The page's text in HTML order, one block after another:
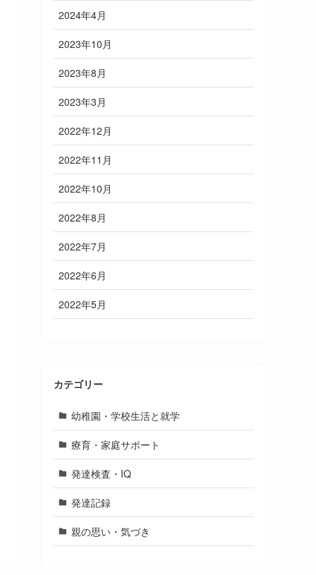
2024年4月
2023年10月
2023年8月
2023年3月
2022年12月
2022年11月
2022年10月
2022年8月
2022年7月
2022年6月
2022年5月
カテゴリー
幼稚園・学校生活と就学
療育・家庭サポート
発達検査・IQ
発達記録
親の思い・気づき